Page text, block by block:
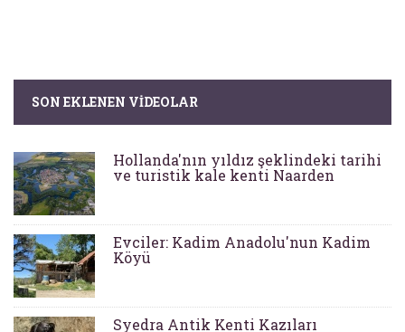
SON EKLENEN VIDEOLAR
Hollanda'nın yıldız şeklindeki tarihi
ve turistik kale kenti Naarden
Evciler: Kadim Anadolu'nun Kadim
Köyü
Syedra Antik Kenti Kazıları